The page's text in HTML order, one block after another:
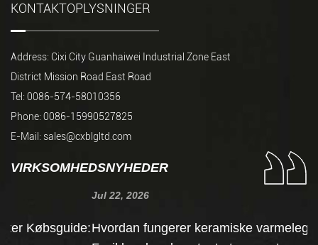
KONTAKTOPLYSNINGER
Address: Cixi City Guanhaiwei Industrial Zone East
District Mission Road East Road
Tel: 0086-574-58010356
Phone: 0086-15990527825
E-Mail: sales@cxblgltd.com
VIRKSOMHEDSNYHEDER
Hvordan fungerer keramiske varmelegemer?